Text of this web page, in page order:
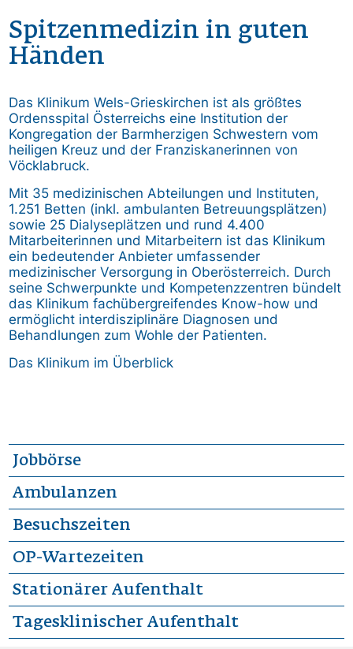
Spitzenmedizin in guten
Händen
Das Klinikum Wels-Grieskirchen ist als größtes
Ordensspital Österreichs eine Institution der
Kongregation der Barmherzigen Schwestern vom
heiligen Kreuz und der Franziskanerinnen von
Vöcklabruck.
Mit 35 medizinischen Abteilungen und Instituten,
1.251 Betten (inkl. ambulanten Betreuungsplätzen)
sowie 25 Dialyseplätzen und rund 4.400
Mitarbeiterinnen und Mitarbeitern ist das Klinikum
ein bedeutender Anbieter umfassender
medizinischer Versorgung in Oberösterreich. Durch
seine Schwerpunkte und Kompetenzzentren bündelt
das Klinikum fachübergreifendes Know-how und
ermöglicht interdisziplinäre Diagnosen und
Behandlungen zum Wohle der Patienten.
Das Klinikum im Überblick
Jobbörse
Ambulanzen
Besuchszeiten
OP-Wartezeiten
Stationärer Aufenthalt
Tagesklinischer Aufenthalt